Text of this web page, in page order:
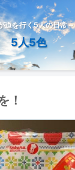
道を行く5人の日常～
5人5色
！